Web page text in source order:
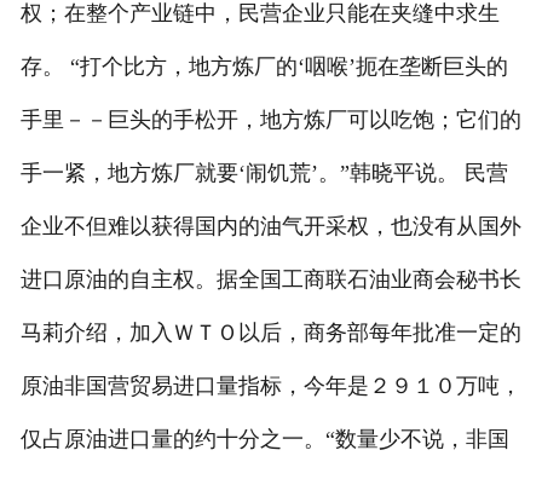
权；在整个产业链中，民营企业只能在夹缝中求生
存。 “打个比方，地方炼厂的‘咽喉’扼在垄断巨头的
手里－－巨头的手松开，地方炼厂可以吃饱；它们的
手一紧，地方炼厂就要‘闹饥荒’。”韩晓平说。 民营
企业不但难以获得国内的油气开采权，也没有从国外
进口原油的自主权。据全国工商联石油业商会秘书长
马莉介绍，加入ＷＴＯ以后，商务部每年批准一定的
原油非国营贸易进口量指标，今年是２９１０万吨，
仅占原油进口量的约十分之一。“数量少不说，非国